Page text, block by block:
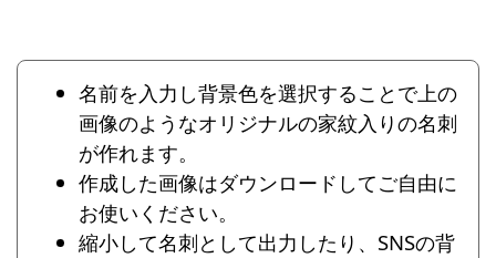
名前を入力し背景色を選択することで上の
画像のようなオリジナルの家紋入りの名刺
が作れます。
作成した画像はダウンロードしてご自由に
お使いください。
縮小して名刺として出力したり、SNSの背